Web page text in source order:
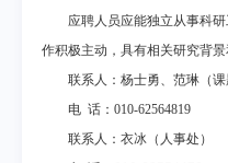
应聘人员应能独立从事科研
作积极主动， 具有相关研究背景
联系人：杨士勇、范琳（课
电 话：010-62564819
联系人：衣冰（人事处）